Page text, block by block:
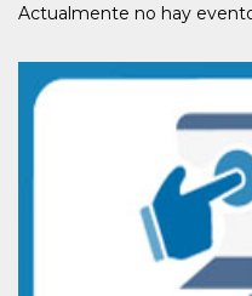
Actualmente no hay